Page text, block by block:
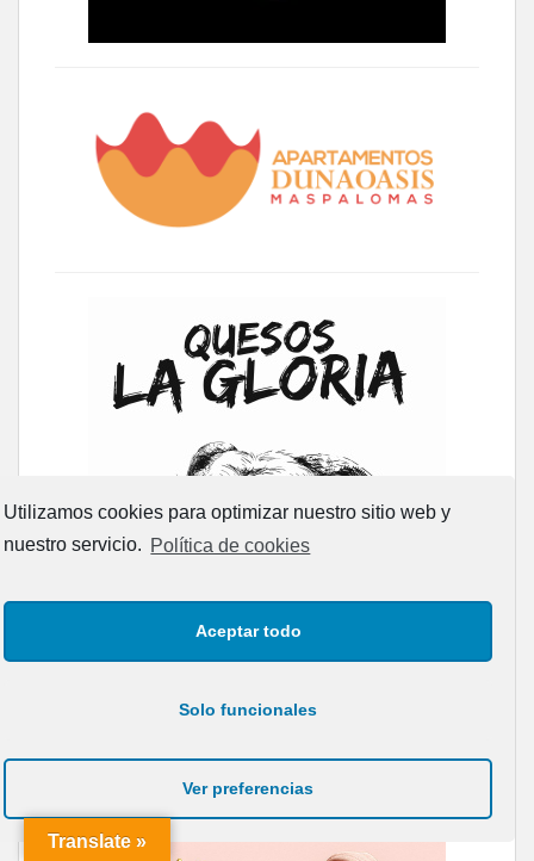
Utilizamos cookies para optimizar nuestro sitio web y
nuestro servicio. Política de cookies
Aceptar todo
Solo funcionales
Ver preferencias
Translate »